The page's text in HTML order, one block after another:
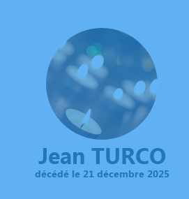
Jean TURCO
décédé le 21 décembre 2025